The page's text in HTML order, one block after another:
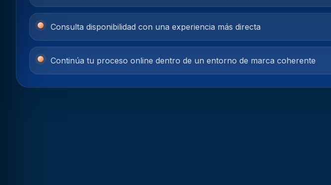
Consulta disponibilidad con una experiencia más directa
Continúa tu proceso online dentro de un entorno de marca coherente